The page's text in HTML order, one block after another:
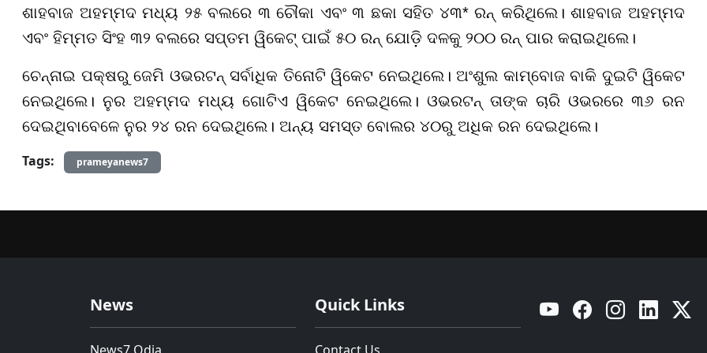
ଶାହବାଜ ଅହମ୍ମଦ ମଧ୍ୟ ୨୫ ବଲରେ ୩ ଚୌକା ଏବଂ ୩ ଛକା ସହିତ ୪୩* ରନ୍ କରିଥିଲେ। ଶାହବାଜ ଅହମ୍ମଦ
ଏବଂ ହିମ୍ମତ ସିଂହ ୩୨ ବଲରେ ସପ୍ତମ ୱିକେଟ୍ ପାଇଁ ୫୦ ରନ୍ ଯୋଡ଼ି ଦଳକୁ ୨୦୦ ରନ୍ ପାର କରାଇଥିଲେ।
ଚେନ୍ନାଇ ପକ୍ଷରୁ ଜେମି ଓଭରଟନ୍ ସର୍ବାଧିକ ତିନୋଟି ୱିକେଟ ନେଇଥିଲେ। ଅଂଶୁଲ କାମ୍ବୋଜ ବାକି ଦୁଇଟି ୱିକେଟ
ନେଇଥିଲେ। ନୁର ଅହମ୍ମଦ ମଧ୍ୟ ଗୋଟିଏ ୱିକେଟ ନେଇଥିଲେ। ଓଭରଟନ୍ ତାଙ୍କ ଚାରି ଓଭରରେ ୩୬ ରନ
ଦେଇଥିବାବେଳେ ନୁର ୨୪ ରନ ଦେଇଥିଲେ। ଅନ୍ୟ ସମସ୍ତ ବୋଲର ୪୦ରୁ ଅଧିକ ରନ ଦେଇଥିଲେ।
Tags:
prameyanews7
News Quick Links YouTube Facebook Instagram Linkedin